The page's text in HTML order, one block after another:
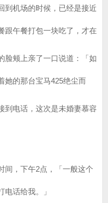
机场的时候，已经是接近
跟午餐打包一块吃了，才在
颊上亲了一口说道：「如
她的那台宝马425绝尘而
电话，这次是未婚妻慕容
，下午2点，「一般这个
话给我。」